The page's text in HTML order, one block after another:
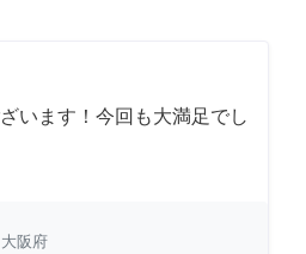
います！今回も大満足でし
大阪府